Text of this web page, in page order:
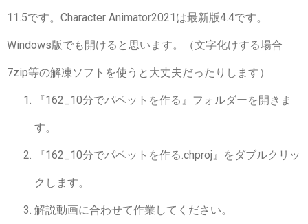
11.5です。Character Animator2021は最新版4.4です。
Windows版でも開けると思います。（文字化けする場合
7zip等の解凍ソフトを使うと大丈夫だったりします）
『162_10分でパペットを作る』フォルダーを開きま
す。
『162_10分でパペットを作る.chproj』をダブルクリッ
クします。
解説動画に合わせて作業してください。